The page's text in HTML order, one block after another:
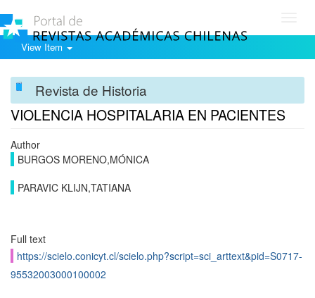
View Item
Revista de Historia
VIOLENCIA HOSPITALARIA EN PACIENTES
Author
BURGOS MORENO,MÓNICA
PARAVIC KLIJN,TATIANA
Full text
https://scielo.conicyt.cl/scielo.php?script=sci_arttext&pid=S0717-
95532003000100002